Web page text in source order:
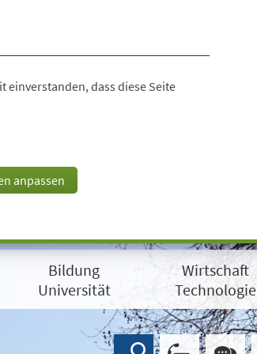
einverstanden, dass diese Seite
anpassen
Bildung
Universität
Wirtschaft
Technologie